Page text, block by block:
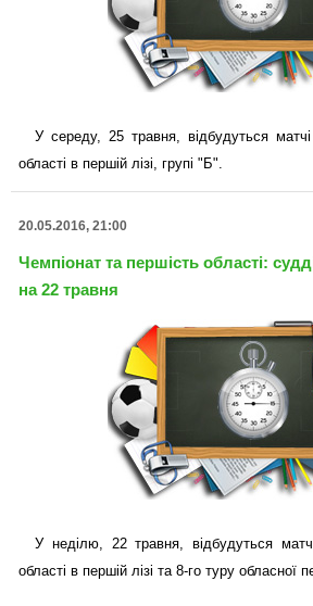
У середу, 25 травня, відбудуться
області в першій лізі, групі "Б".
20.05.2016, 21:00
Чемпіонат та першість області:
на 22 травня
У неділю, 22 травня, відбудуться
області в першій лізі та 8-го туру обласної